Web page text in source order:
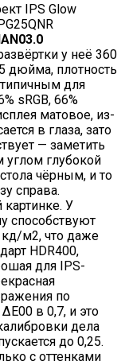
IPS Glow
у неё 360
дюйма, плотность
для
sRGB, 66%
матовое, из-
в глаза, зато
— заметить
глубокой
чёрным, и то
справа.
У
способствуют
кд/м2, что даже
HDR400,
для IPS-
по
в 0,7, и это
дела
до 0,25.
с оттенками